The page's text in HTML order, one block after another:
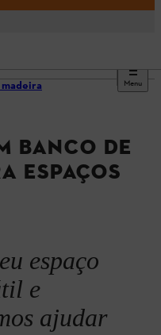
Menu
BANCO DE
ESPAÇOS
espaço
e
ajudar